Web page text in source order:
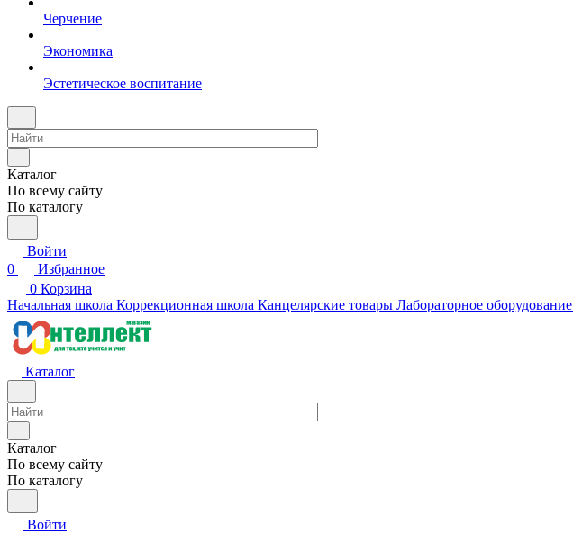
Черчение
Экономика
Эстетическое воспитание
Каталог
По всему сайту
По каталогу
Войти
0
Избранное
0 Корзина
Начальная школа Коррекционная школа Канцелярские товары Лабораторное оборудование
Каталог
Каталог
По всему сайту
По каталогу
Войти